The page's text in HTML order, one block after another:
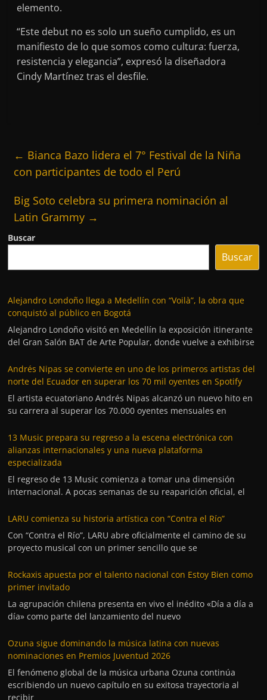
elemento.
“Este debut no es solo un sueño cumplido, es un
manifiesto de lo que somos como cultura: fuerza,
resistencia y elegancia”, expresó la diseñadora
Cindy Martínez tras el desfile.
← Bianca Bazo lidera el 7° Festival de la Niña
con participantes de todo el Perú
Big Soto celebra su primera nominación al
Latin Grammy →
Buscar
Buscar
Alejandro Londoño llega a Medellín con “Voilà”, la obra que
conquistó al público en Bogotá
Alejandro Londoño visitó en Medellín la exposición itinerante
del Gran Salón BAT de Arte Popular, donde vuelve a exhibirse
Andrés Nipas se convierte en uno de los primeros artistas del
norte del Ecuador en superar los 70 mil oyentes en Spotify
El artista ecuatoriano Andrés Nipas alcanzó un nuevo hito en
su carrera al superar los 70.000 oyentes mensuales en
13 Music prepara su regreso a la escena electrónica con
alianzas internacionales y una nueva plataforma
especializada
El regreso de 13 Music comienza a tomar una dimensión
internacional. A pocas semanas de su reaparición oficial, el
LARU comienza su historia artística con “Contra el Río”
Con “Contra el Río”, LARU abre oficialmente el camino de su
proyecto musical con un primer sencillo que se
Rockaxis apuesta por el talento nacional con Estoy Bien como
primer invitado
La agrupación chilena presenta en vivo el inédito «Día a día a
día» como parte del lanzamiento del nuevo
Ozuna sigue dominando la música latina con nuevas
nominaciones en Premios Juventud 2026
El fenómeno global de la música urbana Ozuna continúa
escribiendo un nuevo capítulo en su exitosa trayectoria al
recibir